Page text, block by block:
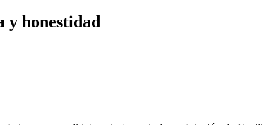
y honestidad